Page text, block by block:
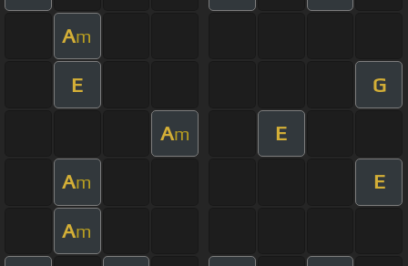
Am
E G
Am E
Am E
Am